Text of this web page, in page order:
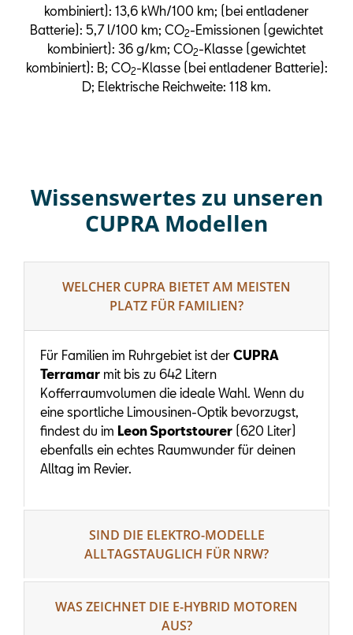
kombiniert): 13,6 kWh/100 km; (bei entladener
Batterie): 5,7 l/100 km; CO2-Emissionen (gewichtet
kombiniert): 36 g/km; CO2-Klasse (gewichtet
kombiniert): B; CO2-Klasse (bei entladener Batterie):
D; Elektrische Reichweite: 118 km.
Wissenswertes zu unseren
CUPRA Modellen
WELCHER CUPRA BIETET AM MEISTEN
PLATZ FÜR FAMILIEN?
Für Familien im Ruhrgebiet ist der CUPRA
Terramar mit bis zu 642 Litern
Kofferraumvolumen die ideale Wahl. Wenn du
eine sportliche Limousinen-Optik bevorzugst,
findest du im Leon Sportstourer (620 Liter)
ebenfalls ein echtes Raumwunder für deinen
Alltag im Revier.
SIND DIE ELEKTRO-MODELLE
ALLTAGSTAUGLICH FÜR NRW?
WAS ZEICHNET DIE E-HYBRID MOTOREN
AUS?